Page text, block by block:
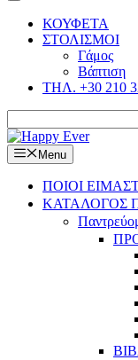
ΚΟΥΦΕΤΑ
ΣΤΟΛΙΣΜΟΙ
Γάμος
Βάπτιση
ΤΗΛ. +30 210
Menu
ΠΟΙΟΙ
ΚΑΤΑΛΟΓΟΣ